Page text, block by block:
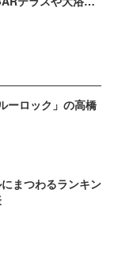
ーロック」の高橋
まつわるランキン